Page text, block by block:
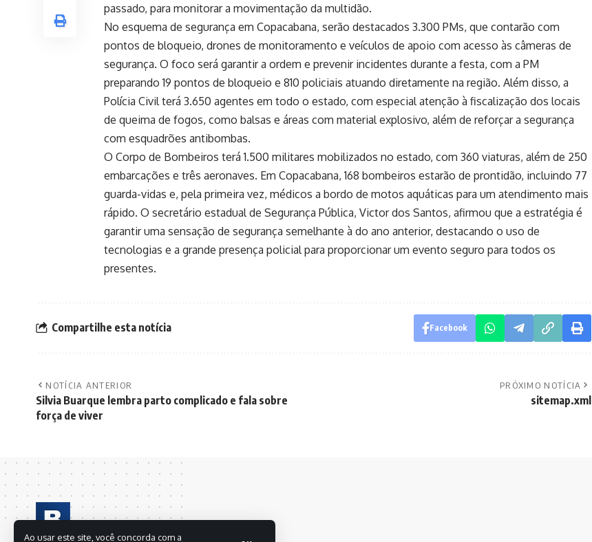
Ao usar este site, você concorda com a
passado, para monitorar a movimentação da multidão.
No esquema de segurança em Copacabana, serão destacados 3.300 PMs, que contarão com
pontos de bloqueio, drones de monitoramento e veículos de apoio com acesso às câmeras de
segurança. O foco será garantir a ordem e prevenir incidentes durante a festa, com a PM
preparando 19 pontos de bloqueio e 810 policiais atuando diretamente na região. Além disso, a
Polícia Civil terá 3.650 agentes em todo o estado, com especial atenção à fiscalização dos locais
de queima de fogos, como balsas e áreas com material explosivo, além de reforçar a segurança
com esquadrões antibombas.
O Corpo de Bombeiros terá 1.500 militares mobilizados no estado, com 360 viaturas, além de 250
embarcações e três aeronaves. Em Copacabana, 168 bombeiros estarão de prontidão, incluindo 77
guarda-vidas e, pela primeira vez, médicos a bordo de motos aquáticas para um atendimento mais
rápido. O secretário estadual de Segurança Pública, Victor dos Santos, afirmou que a estratégia é
garantir uma sensação de segurança semelhante à do ano anterior, destacando o uso de
tecnologias e a grande presença policial para proporcionar um evento seguro para todos os
presentes.
Compartilhe esta notícia Facebook
NOTÍCIA ANTERIOR
Silvia Buarque lembra parto complicado e fala sobre
força de viver
PRÓXIMO NOTÍCIA
sitemap.xml